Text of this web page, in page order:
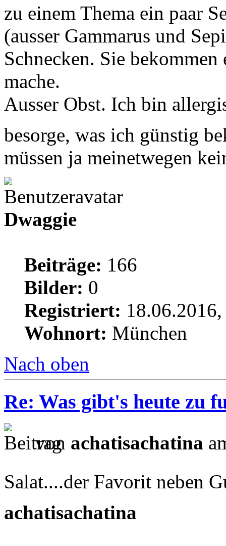
zu einem Thema ein paar
(ausser Gammarus und
Schnecken. Sie
mache.
Ausser Obst. Ich bin
besorge, was ich günstig
müssen ja meinetwegen
Dwaggie
Beiträge: 166
Bilder: 0
Registriert:
Wohnort: München
Nach oben
Re: Was gibt's heute zu
von achatisachatina
Salat....der Favorit neben
achatisachatina